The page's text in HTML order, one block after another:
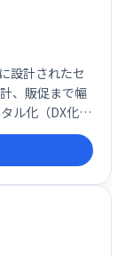
設計されたセ
、販促まで幅
ル化（DX化）
文ミス、顧客
課題を解決す